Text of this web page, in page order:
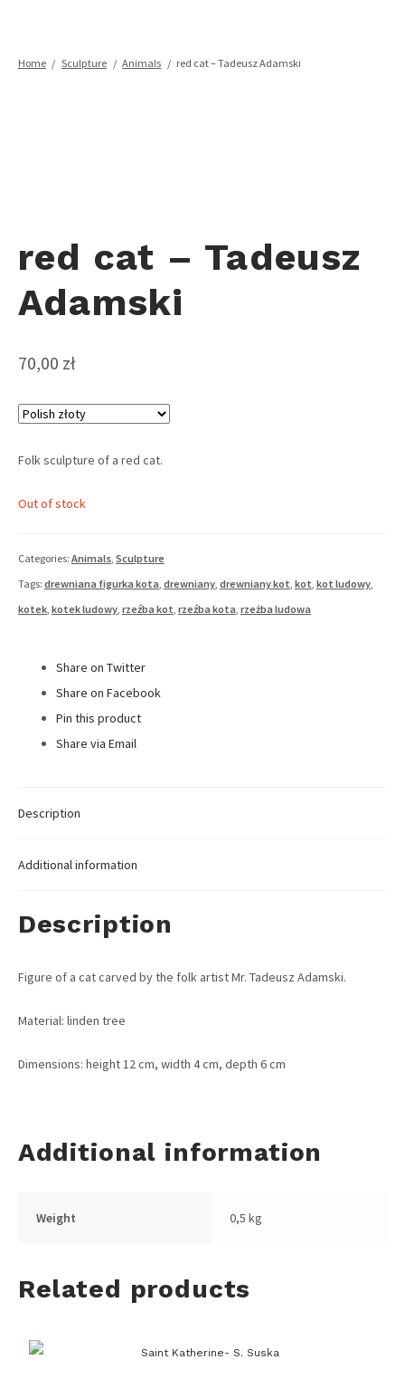
Home / Sculpture / Animals / red cat – Tadeusz Adamski
red cat – Tadeusz
Adamski
70,00 zł
Folk sculpture of a red cat.
Out of stock
Categories: Animals, Sculpture
Tags: drewniana figurka kota drewniany, drewniany kot kot kot ludowy,
kotek, kotek ludowy, rzeźba kot rzeźba kota rzeżba ludowa
Share on Twitter
Share on Facebook
Pin this product
Share via Email
Description
Additional information
Description
Figure of a cat carved by the folk artist Mr. Tadeusz Adamski.
Material: linden tree
Dimensions: height 12 cm, width 4 cm, depth 6 cm
Additional information
Weight 0,5 kg
Related products